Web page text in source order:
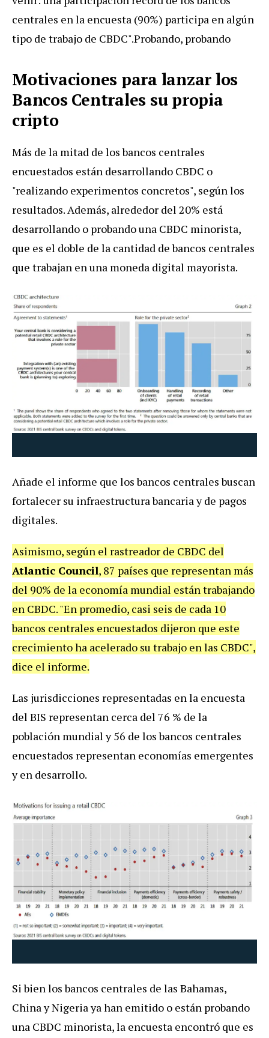
centrales en la encuesta (90%) participa en algún
tipo de trabajo de CBDC".Probando, probando
Motivaciones para lanzar los
Bancos Centrales su propia
cripto
Más de la mitad de los bancos centrales
encuestados están desarrollando CBDC o
"realizando experimentos concretos", según los
resultados. Además, alrededor del 20% está
desarrollando o probando una CBDC minorista,
que es el doble de la cantidad de bancos centrales
que trabajan en una moneda digital mayorista.
Añade el informe que los bancos centrales buscan
fortalecer su infraestructura bancaria y de pagos
digitales.
Asimismo, según el rastreador de CBDC del
Atlantic Council, 87 países que representan más
del 90% de la economía mundial están trabajando
en CBDC. "En promedio, casi seis de cada 10
bancos centrales encuestados dijeron que este
crecimiento ha acelerado su trabajo en las CBDC",
dice el informe.
Las jurisdicciones representadas en la encuesta
del BIS representan cerca del 76 % de la
población mundial y 56 de los bancos centrales
encuestados representan economías emergentes
y en desarrollo.
Si bien los bancos centrales de las Bahamas,
China y Nigeria ya han emitido o están probando
una CBDC minorista, la encuesta encontró que es